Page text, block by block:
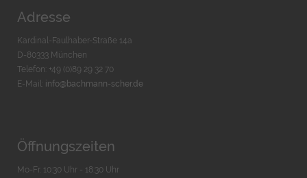
Adresse
Kardinal-Faulhaber-Straße 14a
D-80333 München
Telefon: +49 (0)89 29 32 70
E-Mail: info@bachmann-scher.de
Öffnungszeiten
Mo-Fr. 10:30 Uhr - 18:30 Uhr